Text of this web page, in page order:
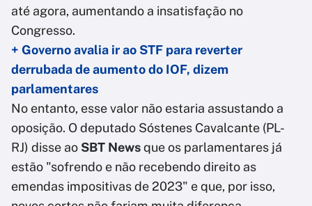
até agora, aumentando a insatisfação no
Congresso.
+ Governo avalia ir ao STF para reverter
derrubada de aumento do IOF, dizem
parlamentares
No entanto, esse valor não estaria assustando a
oposição. O deputado Sóstenes Cavalcante (PL-
RJ) disse ao SBT Newsque os parlamentares já
estão "sofrendo e não recebendo direito as
emendas impositivas de 2023" e que, por isso,